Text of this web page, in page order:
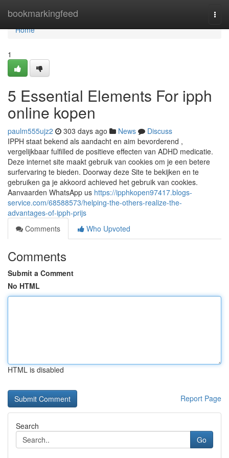
bookmarkingfeed
Home
Home
1
5 Essential Elements For ipph
online kopen
paulm555ujz2 303 days ago News
Discuss
IPPH staat bekend als aandacht en aim bevorderend ,
vergelijkbaar fulfilled de positieve effecten van ADHD medicatie.
Deze internet site maakt gebruik van cookies om je een betere
surfervaring te bieden. Doorway deze Site te bekijken en te
gebruiken ga je akkoord achieved het gebruik van cookies.
Aanvaarden WhatsApp us https://ipphkopen97417.blogs-
service.com/68588573/helping-the-others-realize-the-
advantages-of-ipph-prijs
Comments
Who Upvoted
Comments
Submit a Comment
No HTML
HTML is disabled
Report Page
Search
Go